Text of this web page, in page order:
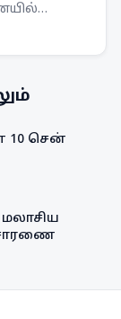
10 சென்
மலாசிய